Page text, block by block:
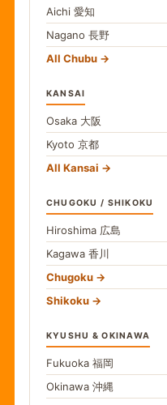
Aichi 愛知
Nagano 長野
All Chubu
KANSAI
Osaka 大阪
Kyoto 京都
All Kansai
CHUGOKU / SHIKOKU
Hiroshima 広島
Kagawa 香川
Chugoku
Shikoku
KYUSHU & OKINAWA
Fukuoka 福岡
Okinawa 沖縄